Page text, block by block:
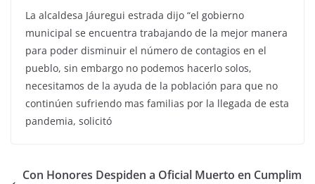
La alcaldesa Jáuregui estrada dijo “el gobierno
municipal se encuentra trabajando de la mejor manera
para poder disminuir el número de contagios en el
pueblo, sin embargo no podemos hacerlo solos,
necesitamos de la ayuda de la población para que no
continúen sufriendo mas familias por la llegada de esta
pandemia, solicitó
Con Honores Despiden a Oficial Muerto en Cumplim